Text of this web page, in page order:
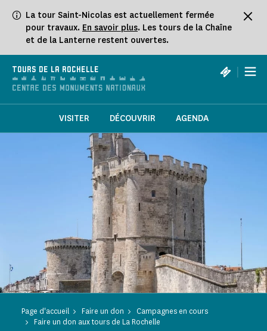
La tour Saint-Nicolas est actuellement fermée
pour travaux. En savoir plus. Les tours de la Chaîne
et de la Lanterne restent ouvertes.
TOURS DE LA ROCHELLE |
VISITER DÉCOUVRIR AGENDA
Page d'accueil Faire un don
Campagnes en cours
Faire un don aux tours de La Rochelle